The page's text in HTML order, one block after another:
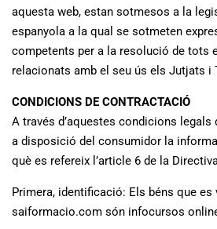
aquesta web, estan sotmesos a la
espanyola a la qual se sotmeten
competents per a la resolució de tots
relacionats amb el seu ús els Jutjats i
CONDICIONS DE CONTRACTACIÓ
A través d’aquestes condicions
a disposició del consumidor la
què es refereix l’article 6 de la
Primera, identificació: Els béns que es
saiformacio.com són infocursos